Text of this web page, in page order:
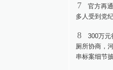
7
官方再
多人受到党
8
300万元
厕所协商，
串标案细节